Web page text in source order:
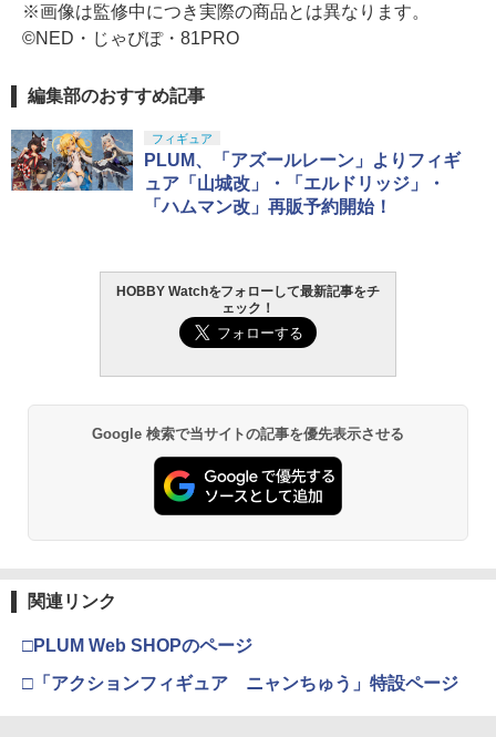
※画像は監修中につき実際の商品とは異なります。
©NED・じゃぴぽ・81PRO
編集部のおすすめ記事
フィギュア
PLUM、「アズールレーン」よりフィギ
ュア「山城改」・「エルドリッジ」・
「ハムマン改」再販予約開始！
HOBBY Watchをフォローして最新記事をチ
ェック！
Google 検索で当サイトの記事を優先表示させる
関連リンク
□PLUM Web SHOPのページ
□「アクションフィギュア ニャンちゅう」特設ページ